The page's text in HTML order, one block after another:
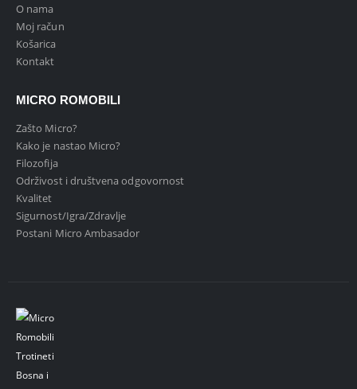
O nama
Moj račun
Košarica
Kontakt
MICRO ROMOBILI
Zašto Micro?
Kako je nastao Micro?
Filozofija
Održivost i društvena odgovornost
Kvalitet
Sigurnost/Igra/Zdravlje
Postani Micro Ambasador